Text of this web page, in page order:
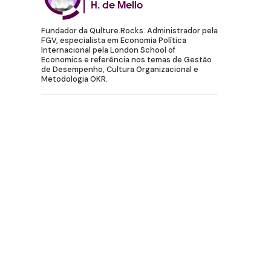
H. de Mello
Fundador da Qulture.Rocks. Administrador pela
FGV, especialista em Economia Política
Internacional pela London School of
Economics e referência nos temas de Gestão
de Desempenho, Cultura Organizacional e
Metodologia OKR.